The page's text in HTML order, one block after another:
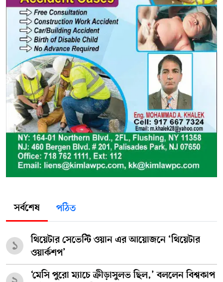
সর্বশেষ পঠিত
১
থিয়েটার সেভেন্টি ওয়ান এর আয়োজনে ‘থিয়েটার
ওয়ার্কশপ’
‘মেসি পুরো ম্যাচে ক্রীড়াসুলভ ছিল,’ বললেন বিশ্বকাপ